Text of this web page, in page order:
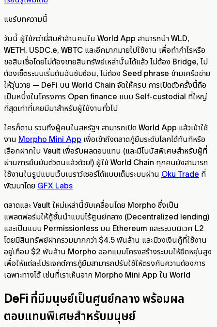
แชร์บทความนี้
วันนี้ ผู้ใช้กว่ายี่สิบห้าล้านคนใน World App สามารถนำ WLD,
WETH, USDC.e, WBTC และอีกมากมายไปใช้งาน เพื่อทำกำไรหรือ
ขอสินเชื่อโดยไม่ต้องขายสินทรัพย์เหล่านั้นได้แล้ว ไม่ต้อง Bridge, ไม่
ต้องเซ็ตระบบเริ่มต้นอันซับซ้อน, ไม่ต้อง Seed phrase ข้ามเครือข่าย
ให้วุ่นวาย — DeFi บน World Chain จัดให้ครบ การเปิดตัวครั้งนี้ถือ
เป็นหนึ่งในโครงการ Open finance แบบ Self-custodial ที่ใหญ่
ที่สุดเท่าที่เคยมีมาสำหรับผู้ใช้งานทั่วไป
ใครก็ตาม รวมถึงผู้คนในสหรัฐฯ สามารถเปิด World App แล้วเข้าใช้
งาน Morpho Mini App เพื่อเข้าถึงตลาดกู้ยืมระดับโลกได้ทันทีหรือ
เลือกฝากใน Vault เพื่อรับผลตอบแทน (และมีโบนัสพิเศษสำหรับผู้ที่
ผ่านการยืนยันตัวตนแล้วด้วย!) ผู้ใช้ World Chain ทุกคนยังสามารถ
ใช้งานในรูปแบบเว็บเบราว์เซอร์ได้แบบเต็มระบบผ่าน Oku Trade ที่
พัฒนาโดย GFX Labs
ตลาดและ Vault ใหม่เหล่านี้ขับเคลื่อนโดย Morpho ซึ่งเป็น
แพลตฟอร์มให้กู้ชั้นนำแบบไร้ศูนย์กลาง (Decentralized lending)
และเป็นแบบ Permissionless บน Ethereum และระบบนิเวศ L2
โดยมีสินทรัพย์ฝากรวมมากกว่า $4.5 พันล้าน และมีวงเงินกู้ที่ใช้งาน
อยู่เกือบ $2 พันล้าน Morpho ออกแบบโครงสร้างระบบให้ยืดหยุ่นสูง
เพื่อให้แต่ละโปรเจกต์การกู้ยืมสามารถปรับใช้ให้ตรงกับความต้องการ
เฉพาะทางได้ เช่นที่เราเห็นจาก Morpho Mini App ใน World
DeFi ที่มีมนุษย์เป็นศูนย์กลาง พร้อมผล
ตอบแทนพิเศษสำหรับมนุษย์